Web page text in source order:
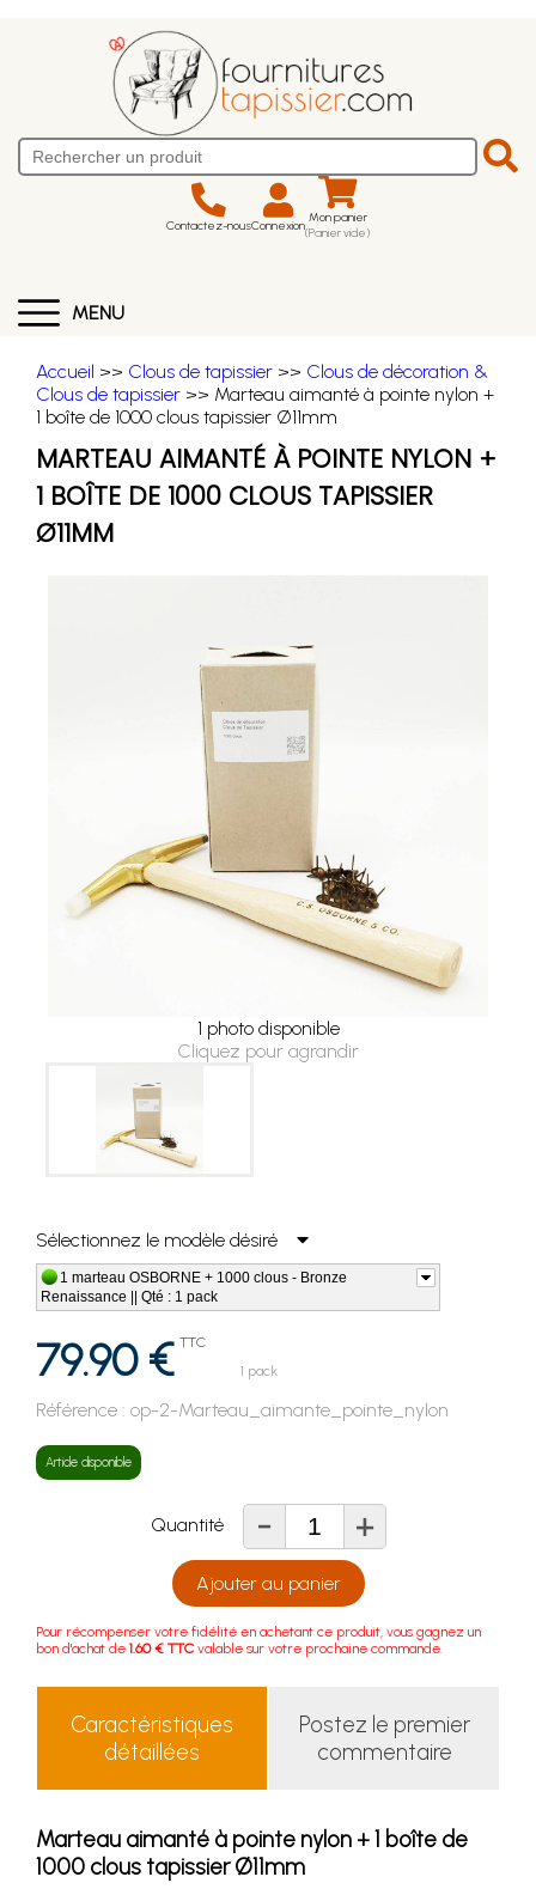
Contactez-nousConnexion Mon panier
(Panier vide)
MENU
Accueil >> Clous de tapissier >> Clous de décoration &
Clous de tapissier >> Marteau aimanté à pointe nylon +
1 boîte de 1000 clous tapissier Ø11mm
MARTEAU AIMANTÉ À POINTE NYLON +
1 BOÎTE DE 1000 CLOUS TAPISSIER
Ø11MM
1 photo disponible
Cliquez pour agrandir
Sélectionnez le modèle désiré
1 marteau OSBORNE + 1000 clous - Bronze
Renaissance || Qté : 1 pack
79.90 € TTC
1 pack
Référence : op-2-Marteau_aimante_pointe_nylon
Article disponible
Quantité - +
Ajouter au panier
Pour récompenser votre fidélité en achetant ce produit, vous gagnez un
bon d'achat de 1.60 € TTC valable sur votre prochaine commande.
Caractéristiques
détaillées
Postez le premier
commentaire
Marteau aimanté à pointe nylon + 1 boîte de
1000 clous tapissier Ø11mm